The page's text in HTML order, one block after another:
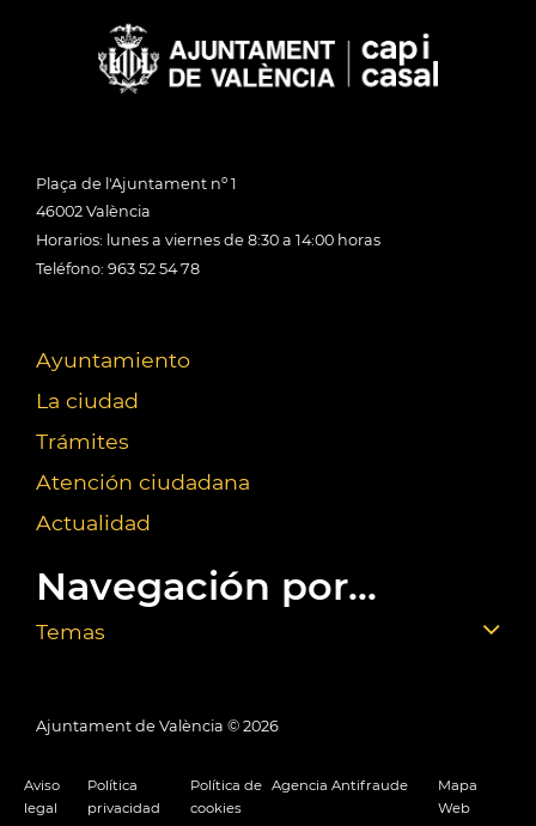
Plaça de l'Ajuntament nº 1
46002 València
Horarios: lunes a viernes de 8:30 a 14:00 horas
Teléfono: 963 52 54 78
Ayuntamiento
La ciudad
Trámites
Atención ciudadana
Actualidad
Navegación por...
Temas
Ajuntament de València © 2026
Aviso
legal
Política
privacidad
Política de
cookies
Agencia Antifraude
Mapa
Web